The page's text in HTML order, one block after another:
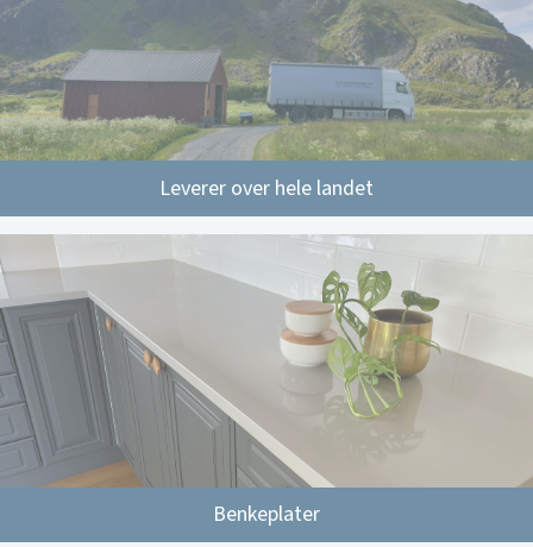
Leverer over hele landet
Benkeplater